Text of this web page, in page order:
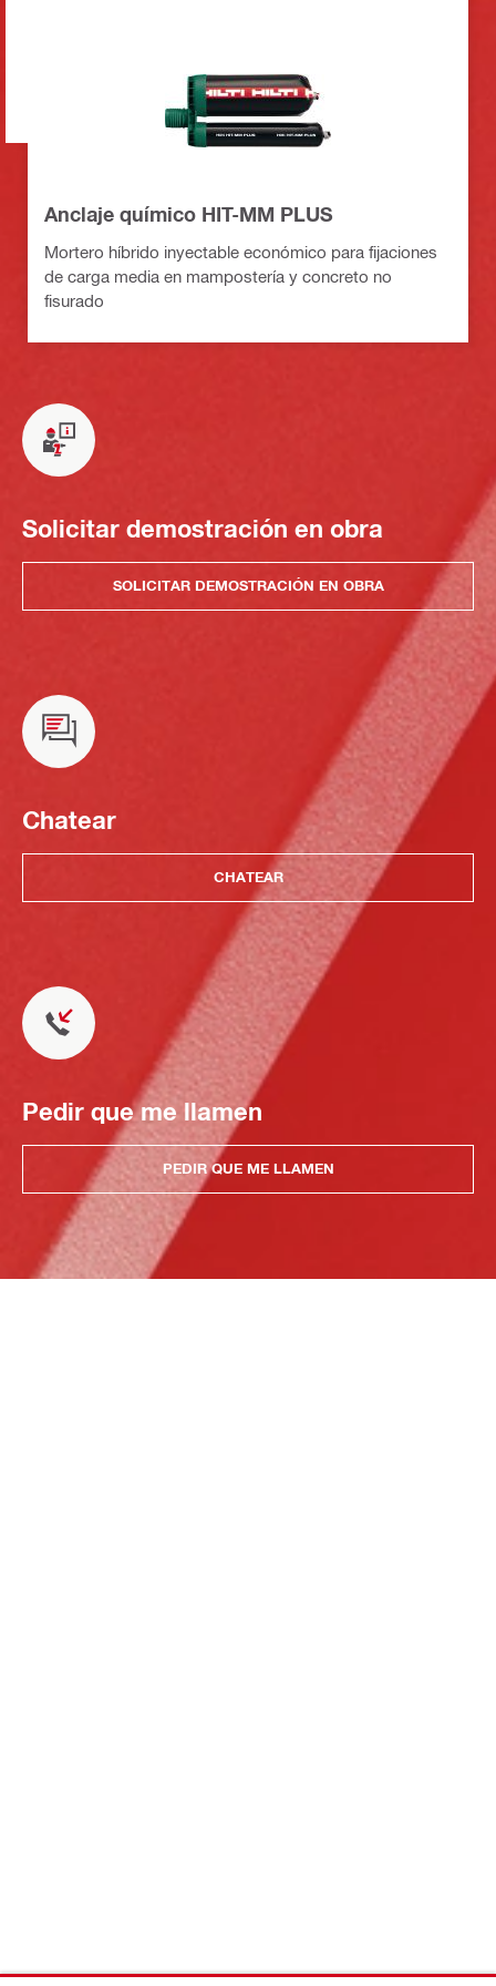
Anclaje químico HIT-MM PLUS
Mortero híbrido inyectable económico para fijaciones
de carga media en mampostería y concreto no
fisurado
Solicitar demostración en obra
SOLICITAR DEMOSTRACIÓN EN OBRA
Chatear
CHATEAR
Pedir que me llamen
PEDIR QUE ME LLAMEN